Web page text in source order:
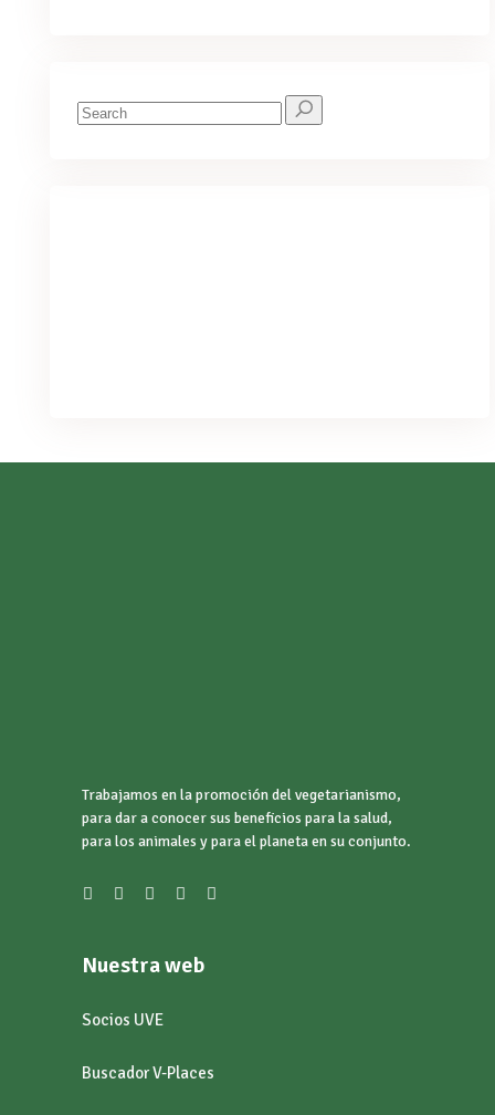
Search
Trabajamos en la promoción del vegetarianismo,
para dar a conocer sus beneficios para la salud,
para los animales y para el planeta en su conjunto.
Nuestra web
Socios UVE
Buscador V-Places